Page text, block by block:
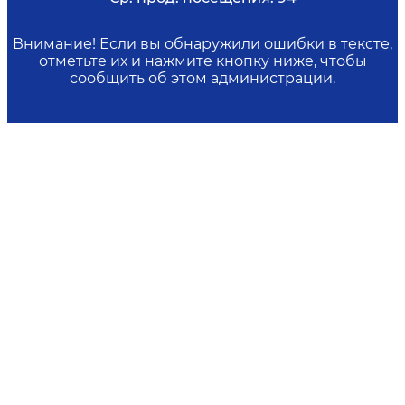
Внимание! Если вы обнаружили ошибки в тексте,
отметьте их и нажмите кнопку ниже, чтобы
сообщить об этом администрации.